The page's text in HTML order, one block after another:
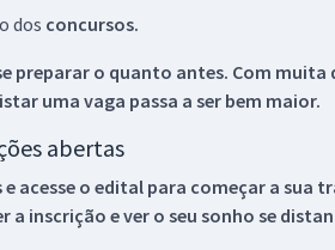
dos concursos.
preparar o quanto antes. Com
uma vaga passa a ser bem maior.
abertas
acesse o edital para começar a sua
inscrição e ver o seu sonho se